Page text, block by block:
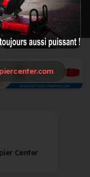
Center